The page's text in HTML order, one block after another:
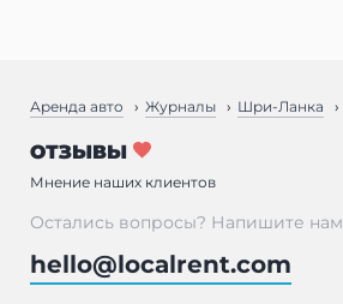
Аренда авто Журналы Шри-Ланка
ОТЗЫВЫ
Мнение наших клиентов
Остались вопросы? Напишите нам
hello@localrent.com